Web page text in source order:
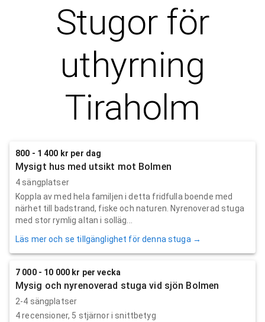
Stugor för
uthyrning
Tiraholm
800 - 1 400 kr per dag
Mysigt hus med utsikt mot Bolmen
4 sängplatser
Koppla av med hela familjen i detta fridfulla boende med
närhet till badstrand, fiske och naturen. Nyrenoverad stuga
med stor rymlig altan i solläg...
Läs mer och se tillgänglighet för denna stuga →
7 000 - 10 000 kr per vecka
Mysig och nyrenoverad stuga vid sjön Bolmen
2-4 sängplatser
4recensioner, 5 stjärnor i snittbetyg